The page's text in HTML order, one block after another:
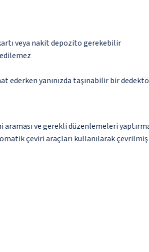
veya nakit depozito gerekebilir
ederken yanınızda taşınabilir bir
ve gerekli düzenlemeleri
çeviri araçları kullanılarak